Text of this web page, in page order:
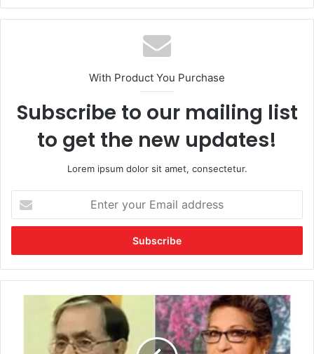
With Product You Purchase
Subscribe to our mailing list
to get the new updates!
Lorem ipsum dolor sit amet, consectetur.
your
Email